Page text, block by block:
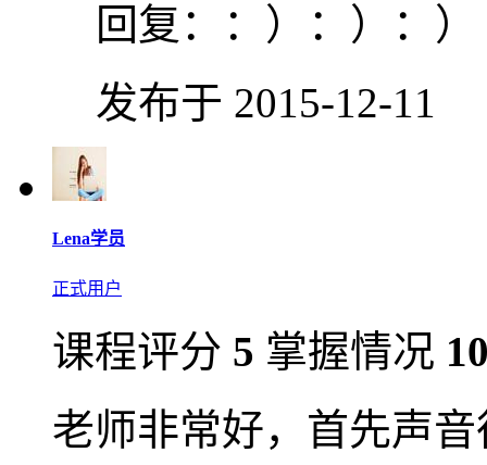
回复：
：）：）：）
发布于 2015-12-11
Lena学员
正式用户
课程评分 5 掌握情况
老师非常好，首先声